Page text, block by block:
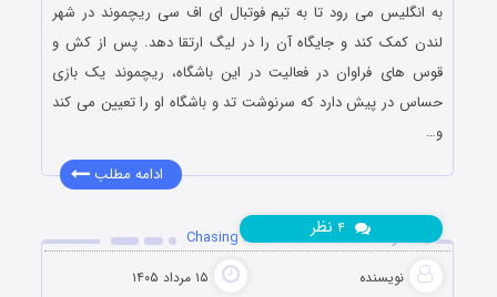
به انگلیس می رود تا به تیم فوتبال ای اف سی ریچموند در شهر
لندن کمک کند و جایگاه آن را در لیگ ارتقا دهد. پس از کش و
قوس های فراوان در فعالیت در این باشگاه، ریچموند یک بازی
حساس در پیش دارد که سرنوشت تد و باشگاه او را تعیین می کند
و…
ادامه مطلب
دانلود مستند Chasing the Rains 2022
نویسنده ۱۵ مرداد ۱۴۰۵
نظر